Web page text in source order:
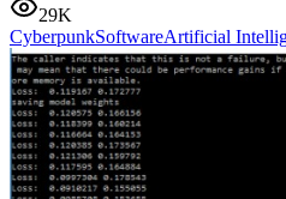
29K
CyberpunkSoftwareArtificial